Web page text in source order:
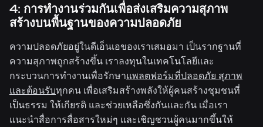
4: การทำงานร่วมกันเพื่อส่งเสริมความสุภาพ
สร้างบนพื้นฐานของความปลอดภัย
ความปลอดภัยอยู่ในดีเอ็นเอของเราเสมอมา เป็นรากฐานที่
ความสุภาพถูกสร้างขึ้น เราลงทุนในเทคโนโลยีและ
กระบวนการทำงานเพื่อรักษาแพลตฟอร์มที่ปลอดภัย สุภาพ
และต้อนรับทุกคน เพื่อเสริมสร้างพลังให้ผู้คนสร้างชุมชนที่
เป็นธรรม ให้เกียรติ และช่วยเหลือซึ่งกันและกัน เมื่อเรา
แนะนำสื่อการสื่อสารใหม่ๆ และเชิญชวนผู้คนมากขึ้นให้